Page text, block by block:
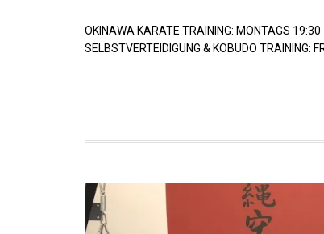
OKINAWA KARATE TRAINING: MONTAGS
SELBSTVERTEIDIGUNG & KOBUDO TRAINING: